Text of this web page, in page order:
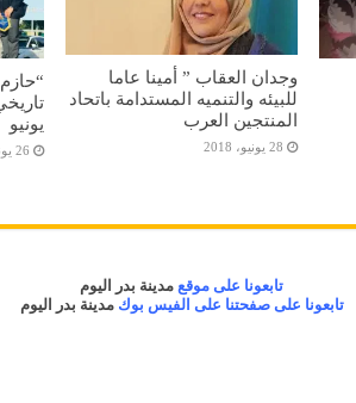
وجدان العقاب ” أمينا عاما
للبيئه والتنميه المستدامة باتحاد
المنتجين العرب
28 يونيو، 2018
يونيو
26 يونيو، 2018
تابعونا على موقع مدينة بدر اليوم
تابعونا على صفحتنا على الفيس بوكمدينة بدر اليوم